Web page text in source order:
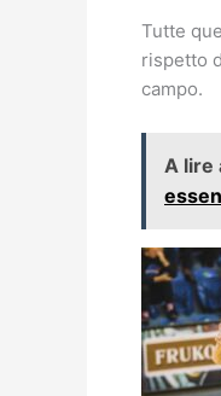
Tutte
rispetto
campo.
A lire